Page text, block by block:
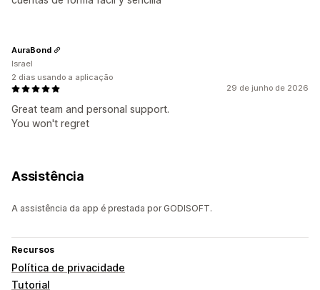
29 de junho de 2026
Great team and personal support.
You won't regret
AuraBond
Israel
2 dias usando a aplicação
Assistência
A assistência da app é prestada por GODISOFT.
Recursos
Política de privacidade
Tutorial